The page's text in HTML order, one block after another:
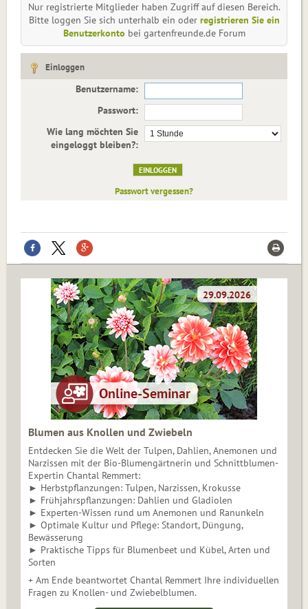
Nur registrierte Mitglieder haben Zugriff auf diesen Bereich.
Bitte loggen Sie sich unterhalb ein oder registrieren Sie ein
Benutzerkonto bei gartenfreunde.de Forum
Einloggen
Benutzername:
Passwort:
Wie lang möchten Sie
eingeloggt bleiben?:
Passwort vergessen?
Blumen aus Knollen und Zwiebeln
Entdecken Sie die Welt der Tulpen, Dahlien, Anemonen und
Narzissen mit der Bio-Blumengärtnerin und Schnittblumen-
Expertin Chantal Remmert:
► Herbstpflanzungen: Tulpen, Narzissen, Krokusse
► Frühjahrspflanzungen: Dahlien und Gladiolen
► Experten-Wissen rund um Anemonen und Ranunkeln
► Optimale Kultur und Pflege: Standort, Düngung,
Bewässerung
► Praktische Tipps für Blumenbeet und Kübel, Arten und
Sorten
+ Am Ende beantwortet Chantal Remmert Ihre individuellen
Fragen zu Knollen- und Zwiebelblumen.